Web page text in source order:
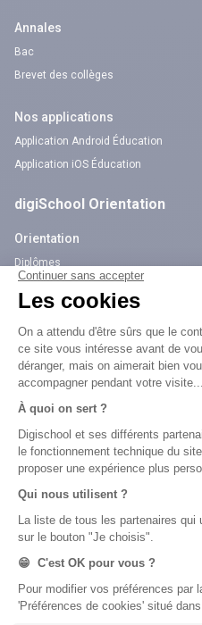
Annales
Bac
Brevet des collèges
Nos applications
Application Android Éducation
Application iOS Éducation
digiSchool Orientation
Orientation
Diplômes
Métiers
Écoles
Notre chaîne Youtube
Chaîne Youtube Orientation
digiSchool Code
Code auto
Examens blancs
Réserver une session
Code gratuit
Code bateau
Examens blancs